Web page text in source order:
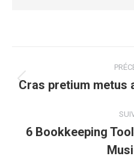
article
Cras pretium metus
6 Bookkeeping